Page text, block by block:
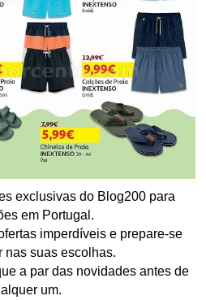
exclusivas do Blog200 para
em Portugal.
imperdíveis e prepare-se
nas suas escolhas.
a par das novidades antes de
um.